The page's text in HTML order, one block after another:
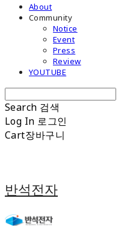
About
Community
Notice
Event
Press
Review
YOUTUBE
Search 검색
Log In 로그인
Cart장바구니
반석전자